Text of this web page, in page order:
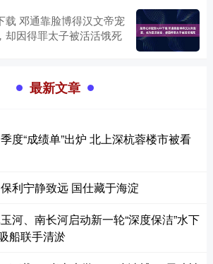
载 邓通靠脸博得汉文帝宠
却因得罪太子被活活饿死
最新文章
度“成绩单”出炉 北上深杭蓉楼市被看
利宁静致远 国仕藏于海淀
河、南长河启动新一轮“深度保洁”水下
船联手清淤